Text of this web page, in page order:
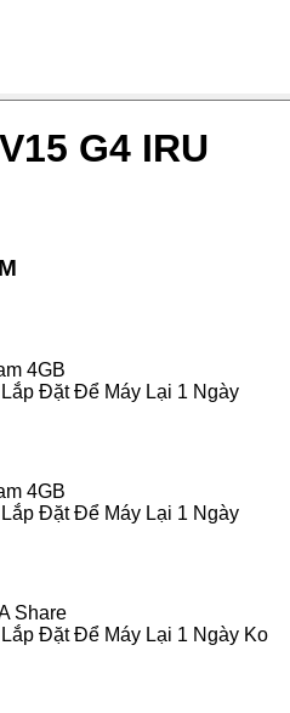
G4 IRU
4GB
Đặt Để Máy Lại 1 Ngày
4GB
Đặt Để Máy Lại 1 Ngày
Share
Đặt Để Máy Lại 1 Ngày Ko